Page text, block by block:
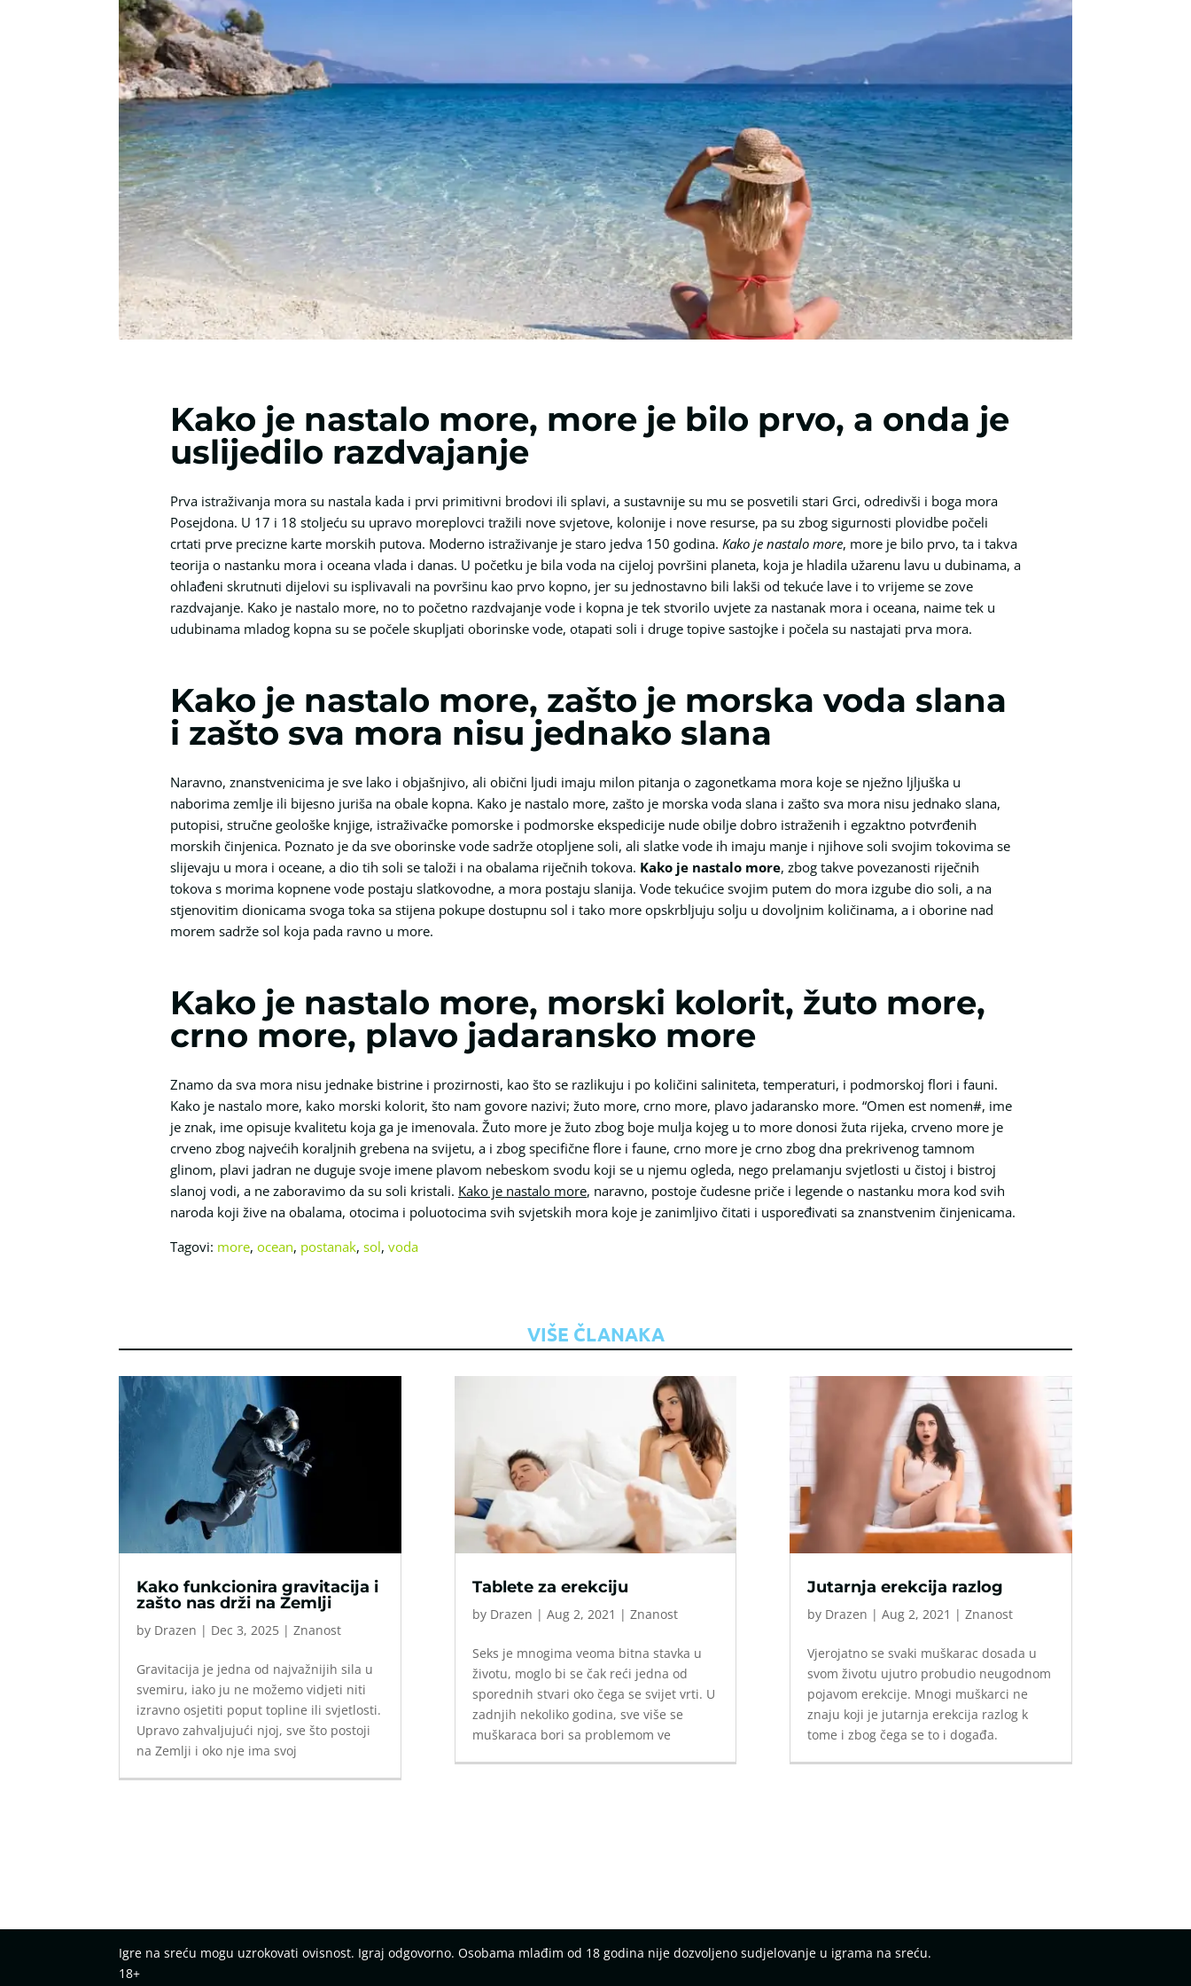
Kako je nastalo more, more je bilo prvo, a onda je
uslijedilo razdvajanje
Prva istraživanja mora su nastala kada i prvi primitivni brodovi ili splavi, a sustavnije su mu se posvetili stari Grci, odredivši i boga mora
Posejdona. U 17 i 18 stoljeću su upravo moreplovci tražili nove svjetove, kolonije i nove resurse, pa su zbog sigurnosti plovidbe počeli
crtati prve precizne karte morskih putova. Moderno istraživanje je staro jedva 150 godina. Kako je nastalo more, more je bilo prvo, ta i takva
teorija o nastanku mora i oceana vlada i danas. U početku je bila voda na cijeloj površini planeta, koja je hladila užarenu lavu u dubinama, a
ohlađeni skrutnuti dijelovi su isplivavali na površinu kao prvo kopno, jer su jednostavno bili lakši od tekuće lave i to vrijeme se zove
razdvajanje. Kako je nastalo more, no to početno razdvajanje vode i kopna je tek stvorilo uvjete za nastanak mora i oceana, naime tek u
udubinama mladog kopna su se počele skupljati oborinske vode, otapati soli i druge topive sastojke i počela su nastajati prva mora.
Kako je nastalo more, zašto je morska voda slana
i zašto sva mora nisu jednako slana
Naravno, znanstvenicima je sve lako i objašnjivo, ali obični ljudi imaju milon pitanja o zagonetkama mora koje se nježno ljljuška u
naborima zemlje ili bijesno juriša na obale kopna. Kako je nastalo more, zašto je morska voda slana i zašto sva mora nisu jednako slana,
putopisi, stručne geološke knjige, istraživačke pomorske i podmorske ekspedicije nude obilje dobro istraženih i egzaktno potvrđenih
morskih činjenica. Poznato je da sve oborinske vode sadrže otopljene soli, ali slatke vode ih imaju manje i njihove soli svojim tokovima se
slijevaju u mora i oceane, a dio tih soli se taloži i na obalama riječnih tokova. Kako je nastalo more, zbog takve povezanosti riječnih
tokova s morima kopnene vode postaju slatkovodne, a mora postaju slanija. Vode tekućice svojim putem do mora izgube dio soli, a na
stjenovitim dionicama svoga toka sa stijena pokupe dostupnu sol i tako more opskrbljuju solju u dovoljnim količinama, a i oborine nad
morem sadrže sol koja pada ravno u more.
Kako je nastalo more, morski kolorit, žuto more,
crno more, plavo jadaransko more
Znamo da sva mora nisu jednake bistrine i prozirnosti, kao što se razlikuju i po količini saliniteta, temperaturi, i podmorskoj flori i fauni.
Kako je nastalo more, kako morski kolorit, što nam govore nazivi; žuto more, crno more, plavo jadaransko more. “Omen est nomen#, ime
je znak, ime opisuje kvalitetu koja ga je imenovala. Žuto more je žuto zbog boje mulja kojeg u to more donosi žuta rijeka, crveno more je
crveno zbog najvećih koraljnih grebena na svijetu, a i zbog specifične flore i faune, crno more je crno zbog dna prekrivenog tamnom
glinom, plavi jadran ne duguje svoje imene plavom nebeskom svodu koji se u njemu ogleda, nego prelamanju svjetlosti u čistoj i bistroj
slanoj vodi, a ne zaboravimo da su soli kristali. Kako je nastalo more, naravno, postoje čudesne priče i legende o nastanku mora kod svih
naroda koji žive na obalama, otocima i poluotocima svih svjetskih mora koje je zanimljivo čitati i uspoređivati sa znanstvenim činjenicama.
Tagovi: more, ocean, postanak, sol, voda
VIŠE ČLANAKA
Kako funkcionira gravitacija i
zašto nas drži na Zemlji
by Drazen | Dec 3, 2025 |Znanost
Gravitacija je jedna od najvažnijih sila u
svemiru, iako ju ne možemo vidjeti niti
izravno osjetiti poput topline ili svjetlosti.
Upravo zahvaljujući njoj, sve što postoji
na Zemlji i oko nje ima svoj
Tablete za erekciju
by Drazen | Aug 2, 2021 | Znanost
Seks je mnogima veoma bitna stavka u
životu, moglo bi se čak reći jedna od
sporednih stvari oko čega se svijet vrti. U
zadnjih nekoliko godina, sve više se
muškaraca bori sa problemom ve
Jutarnja erekcija razlog
by Drazen | Aug 2, 2021 | Znanost
Vjerojatno se svaki muškarac dosada u
svom životu ujutro probudio neugodnom
pojavom erekcije. Mnogi muškarci ne
znaju koji je jutarnja erekcija razlog k
tome i zbog čega se to i događa.
Igre na sreću mogu uzrokovati ovisnost. Igraj odgovorno. Osobama mlađim od 18 godina nije dozvoljeno sudjelovanje u igrama na sreću.
18+